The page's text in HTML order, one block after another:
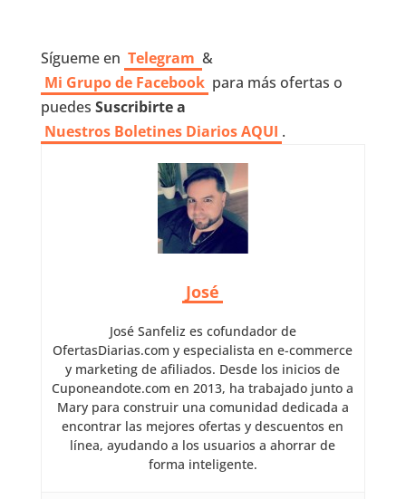
Sígueme en Telegram &
Mi Grupo de Facebook para más ofertas o
puedes Suscribirte a
Nuestros Boletines Diarios AQUI .
José
José Sanfeliz es cofundador de
OfertasDiarias.com y especialista en e-commerce
y marketing de afiliados. Desde los inicios de
Cuponeandote.com en 2013, ha trabajado junto a
Mary para construir una comunidad dedicada a
encontrar las mejores ofertas y descuentos en
línea, ayudando a los usuarios a ahorrar de
forma inteligente.